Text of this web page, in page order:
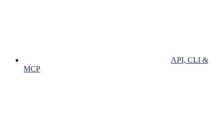
API, CLI &
MCP